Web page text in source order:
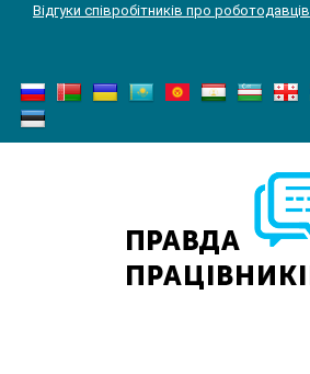
Відгуки співробітників про роботодавців